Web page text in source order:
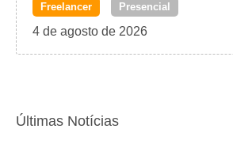
Freelancer Presencial
4 de agosto de 2026
Últimas Notícias